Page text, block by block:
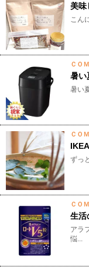
美味
こん
ＣＯ
暑い
暑い
ＣＯ
ずっ
ＣＯ
生活
アラ
悩...